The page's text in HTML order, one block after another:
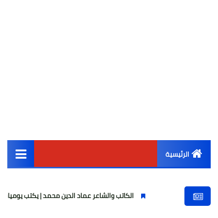
الرئيسية
أخبار مصر
الكاتب والشاعر عماد الدين محمد | يكتب يوميات شاعر